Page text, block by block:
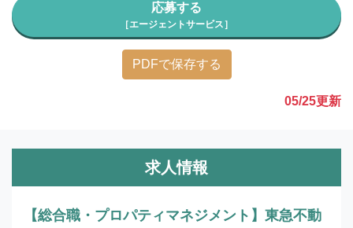
応募する
［エージェントサービス］
PDFで保存する
05/25更新
求人情報
【総合職・プロパティマネジメント】東急不動